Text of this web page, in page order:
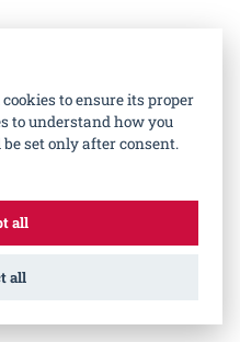
to ensure its proper
to understand how you
set only after consent.
all
all